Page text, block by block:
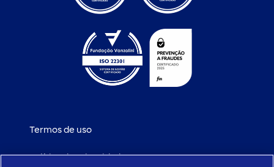
Termos de uso
Política de privacidade